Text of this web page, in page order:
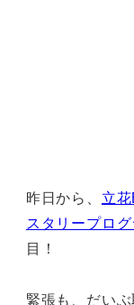
昨日から、 立
スタリープロ
目！
緊張も、だいぶ